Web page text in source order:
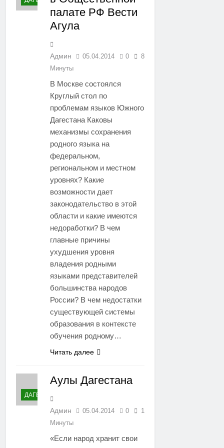
палате РФ Вести
Агула
Админ 05.04.2014 0
8
Минуты
В Москве состоялся
Круглый стол по
проблемам языков Южного
Дагестана Каковы
механизмы сохранения
родного языка на
федеральном,
региональном и местном
уровнях? Какие
возможности дает
законодательство в этой
области и какие имеются
недоработки? В чем
главные причины
ухудшения уровня
владения родными
языками представителей
большинства народов
России? В чем недостатки
существующей системы
образования в контексте
обучения родному…
Читать далее
ДАГЕСТАН
Аулы Дагестана
Админ 05.04.2014 0
1
Минуты
«Если народ хранит свои